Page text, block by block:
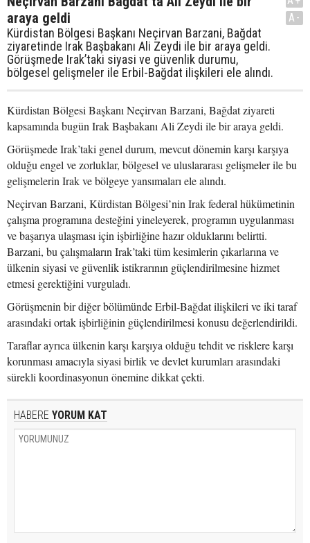
araya geldi
Kürdistan Bölgesi Başkanı Neçirvan Barzani, Bağdat
ziyaretinde Irak Başbakanı Ali Zeydi ile bir araya geldi.
Görüşmede Irak’taki siyasi ve güvenlik durumu,
bölgesel gelişmeler ile Erbil-Bağdat ilişkileri ele alındı.
A-
Kürdistan Bölgesi Başkanı Neçirvan Barzani, Bağdat ziyareti
kapsamında bugün Irak Başbakanı Ali Zeydi ile bir araya geldi.
Görüşmede Irak’taki genel durum, mevcut dönemin karşı karşıya
olduğu engel ve zorluklar, bölgesel ve uluslararası gelişmeler ile bu
gelişmelerin Irak ve bölgeye yansımaları ele alındı.
Neçirvan Barzani, Kürdistan Bölgesi’nin Irak federal hükümetinin
çalışma programına desteğini yineleyerek, programın uygulanması
ve başarıya ulaşması için işbirliğine hazır olduklarını belirtti.
Barzani, bu çalışmaların Irak’taki tüm kesimlerin çıkarlarına ve
ülkenin siyasi ve güvenlik istikrarının güçlendirilmesine hizmet
etmesi gerektiğini vurguladı.
Görüşmenin bir diğer bölümünde Erbil-Bağdat ilişkileri ve iki taraf
arasındaki ortak işbirliğinin güçlendirilmesi konusu değerlendirildi.
Taraflar ayrıca ülkenin karşı karşıya olduğu tehdit ve risklere karşı
korunması amacıyla siyasi birlik ve devlet kurumları arasındaki
sürekli koordinasyonun önemine dikkat çekti.
HABERE YORUM KAT